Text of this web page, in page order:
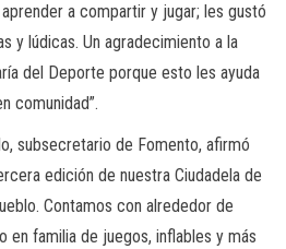
a compartir y jugar; les gustó
y lúdicas. Un agradecimiento a la
del Deporte porque esto les ayuda
comunidad”.
subsecretario de Fomento, afirmó
edición de nuestra Ciudadela de
Contamos con alrededor de
en familia de juegos, inflables y más